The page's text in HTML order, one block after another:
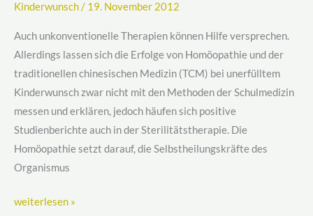
Kinderwunsch/ 19. November 2012
Auch unkonventionelle Therapien können Hilfe versprechen.
Allerdings lassen sich die Erfolge von Homöopathie und der
traditionellen chinesischen Medizin (TCM) bei unerfülltem
Kinderwunsch zwar nicht mit den Methoden der Schulmedizin
messen und erklären, jedoch häufen sich positive
Studienberichte auch in der Sterilitätstherapie. Die
Homöopathie setzt darauf, die Selbstheilungskräfte des
Organismus
weiterlesen »